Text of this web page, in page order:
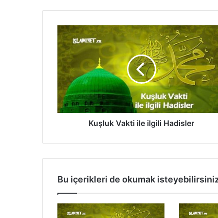
u
V
k
i
l
g
i
l
Kuşluk Vakti ile ilgili Hadisler
Bu içerikleri de okumak